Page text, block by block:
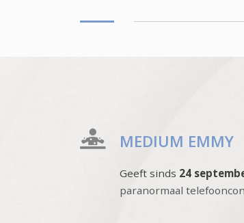
MEDIUM EMMY
Geeft sinds 24
paranormaal